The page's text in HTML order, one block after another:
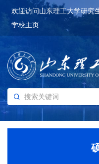
欢迎访问山东理工大学研究
学校主页